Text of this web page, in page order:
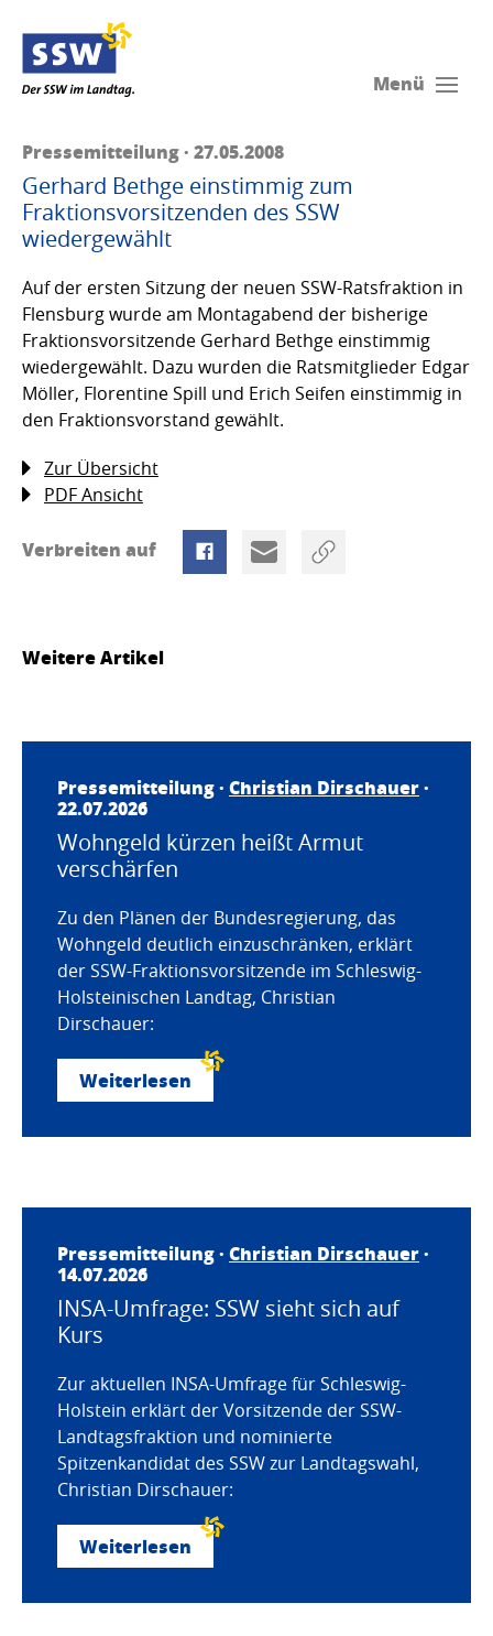
Menü
Pressemitteilung · 27.05.2008
Gerhard Bethge einstimmig zum
Fraktionsvorsitzenden des SSW
wiedergewählt
Auf der ersten Sitzung der neuen SSW-Ratsfraktion in
Flensburg wurde am Montagabend der bisherige
Fraktionsvorsitzende Gerhard Bethge einstimmig
wiedergewählt. Dazu wurden die Ratsmitglieder Edgar
Möller, Florentine Spill und Erich Seifen einstimmig in
den Fraktionsvorstand gewählt.
Zur Übersicht
PDF Ansicht
Verbreiten auf
Weitere Artikel
Pressemitteilung · Christian Dirschauer·
22.07.2026
Wohngeld kürzen heißt Armut
verschärfen
Zu den Plänen der Bundesregierung, das
Wohngeld deutlich einzuschränken, erklärt
der SSW-Fraktionsvorsitzende im Schleswig-
Holsteinischen Landtag, Christian
Dirschauer:
Weiterlesen
Pressemitteilung · Christian Dirschauer·
14.07.2026
INSA-Umfrage: SSW sieht sich auf
Kurs
Zur aktuellen INSA-Umfrage für Schleswig-
Holstein erklärt der Vorsitzende der SSW-
Landtagsfraktion und nominierte
Spitzenkandidat des SSW zur Landtagswahl,
Christian Dirschauer:
Weiterlesen